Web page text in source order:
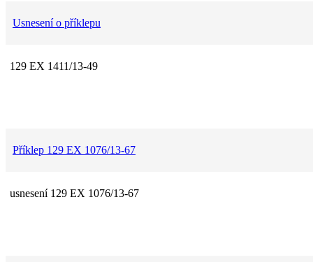
Usnesení o příklepu
129 EX 1411/13-49
Příklep 129 EX 1076/13-67
usnesení 129 EX 1076/13-67